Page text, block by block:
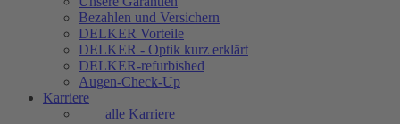
Bezahlen und Versichern
DELKER Vorteile
DELKER - Optik kurz erklärt
DELKER-refurbished
Augen-Check-Up
Karriere
alle Karriere